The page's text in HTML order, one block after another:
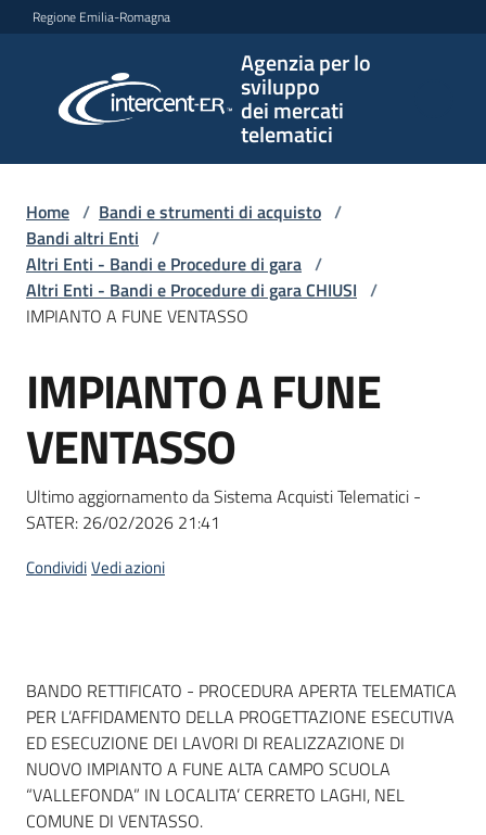
Vai al contenuto
Vai alla navigazione
Vai al footer
Regione Emilia-Romagna
Agenzia per lo
sviluppo
dei mercati
telematici
per lo
sviluppo
telematici
L'Agenzia
Bandi
strumenti
acquisto
telematiche
Home / Bandi e strumenti di acquisto /
Bandi altri Enti /
Altri Enti - Bandi e Procedure di gara /
Altri Enti - Bandi e Procedure di gara CHIUSI /
IMPIANTO A FUNE VENTASSO
Salta al contenuto
IMPIANTO A FUNE
VENTASSO
Ultimo aggiornamento da Sistema Acquisti Telematici -
SATER: 26/02/2026 21:41
CondividiVedi azioni
Dati del bando
BANDO RETTIFICATO - PROCEDURA APERTA TELEMATICA
PER L’AFFIDAMENTO DELLA PROGETTAZIONE ESECUTIVA
ED ESECUZIONE DEI LAVORI DI REALIZZAZIONE DI
NUOVO IMPIANTO A FUNE ALTA CAMPO SCUOLA
“VALLEFONDA” IN LOCALITA’ CERRETO LAGHI, NEL
COMUNE DI VENTASSO.